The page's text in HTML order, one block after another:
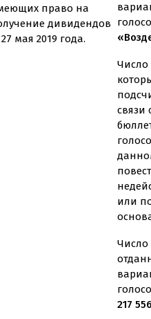
право на
дивидендов
мая 2019 года.
Число
связи
или
Число
217